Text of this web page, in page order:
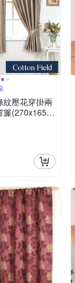
紋壓花穿掛兩
簾(270x165c